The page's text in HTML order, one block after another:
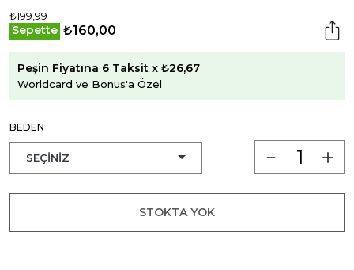
₺199,99
Sepette ₺160,00
Peşin Fiyatına 6 Taksit x ₺26,67
Worldcard ve Bonus'a Özel
BEDEN
STOKTA YOK